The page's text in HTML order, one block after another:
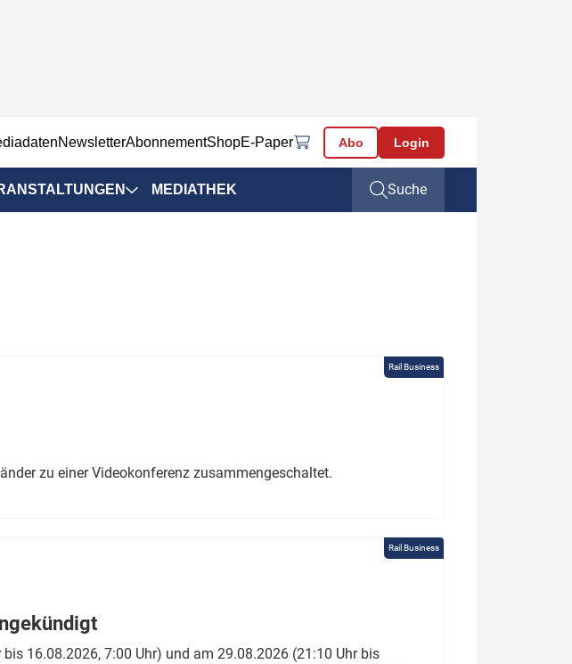
NewsletterAbonnementShopE-Paper Abo Login
MEDIATHEK Suche
Rail Business
zu einer Videokonferenz zusammengeschaltet.
Rail Business
16.08.2026, 7:00 Uhr) und am 29.08.2026 (21:10 Uhr bis